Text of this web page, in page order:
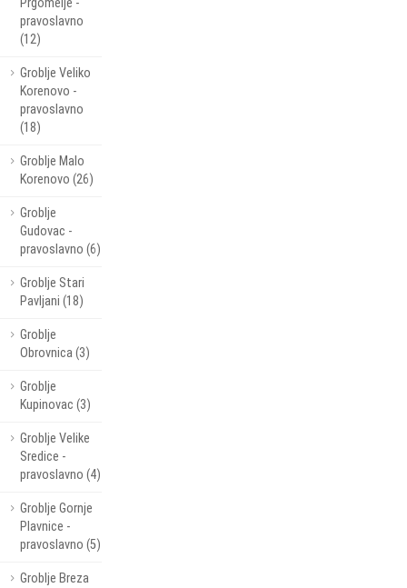
Prgomelje -
pravoslavno
(12)
Groblje Veliko
Korenovo -
pravoslavno
(18)
Groblje Malo
Korenovo (26)
Groblje
Gudovac -
pravoslavno (6)
Groblje Stari
Pavljani (18)
Groblje
Obrovnica (3)
Groblje
Kupinovac (3)
Groblje Velike
Sredice -
pravoslavno (4)
Groblje Gornje
Plavnice -
pravoslavno (5)
Groblje Breza